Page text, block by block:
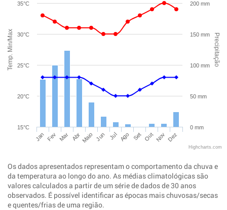
Temp. Min/Max Precipitação
Jan Fev Mar Abr Maio Jun Jul Ago Set Out Nov Dez
15°C
20°C
25°C
30°C
35°C
0 mm
50 mm
100 mm
150 mm
200 mm
Highcharts.com
Os dados apresentados representam o comportamento da chuva e
da temperatura ao longo do ano. As médias climatológicas são
valores calculados a partir de um série de dados de 30 anos
observados. É possível identificar as épocas mais chuvosas/secas
e quentes/frias de uma região.